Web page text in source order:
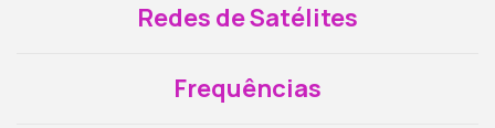
Redes de Satélites
Frequências